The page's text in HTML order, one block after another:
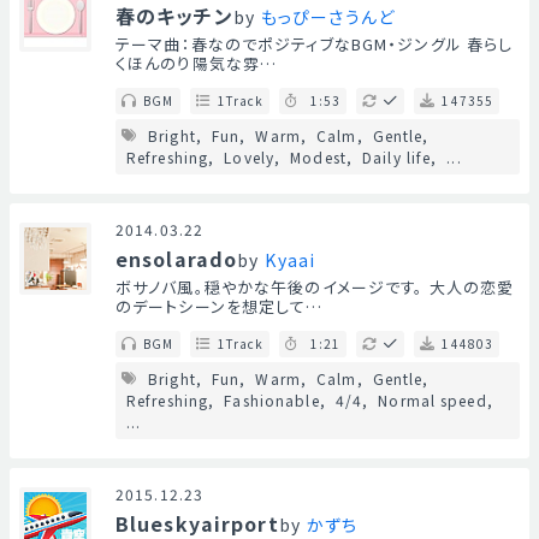
春のキッチンby もっぴーさうんど
テーマ曲：春なのでポジティブなBGM・ジングル 春らし
くほんのり陽気な雰…
BGM 1Track 1:53 147355
Bright Fun Warm Calm
Gentle
Refreshing
Lovely Modest Daily life ...
2014.03.22
ensolaradoby Kyaai
ボサノバ風。穏やかな午後のイメージです。 大人の恋愛
のデートシーンを想定して…
BGM 1Track 1:21 144803
Bright Fun Warm Calm
Gentle
Refreshing
Fashionable 4/4
Normal speed
...
2015.12.23
Blueskyairportby かずち